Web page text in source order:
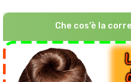
Che cos'è la